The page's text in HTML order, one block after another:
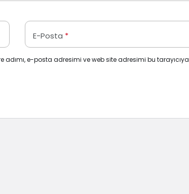
E-Posta *
adımı, e-posta adresimi ve web site adresimi bu tarayıcıya